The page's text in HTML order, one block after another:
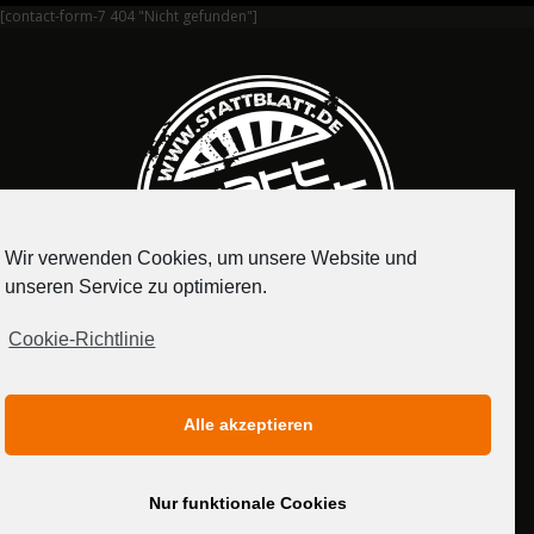
[contact-form-7 404 "Nicht gefunden"]
MEDIADATEN
Wir verwenden Cookies, um unsere Website und
unseren Service zu optimieren.
Cookie-Richtlinie
Alle akzeptieren
Nur funktionale Cookies